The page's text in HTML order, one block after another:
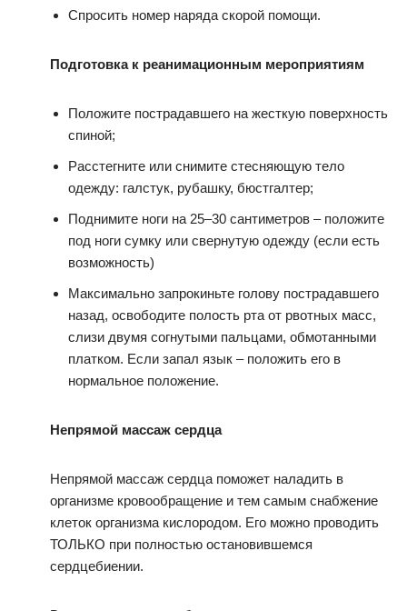
Спросить номер наряда скорой помощи.
Подготовка к реанимационным мероприятиям
Положите пострадавшего на жесткую поверхность
спиной;
Расстегните или снимите стесняющую тело
одежду: галстук, рубашку, бюстгалтер;
Поднимите ноги на 25–30 сантиметров – положите
под ноги сумку или свернутую одежду (если есть
возможность)
Максимально запрокиньте голову пострадавшего
назад, освободите полость рта от рвотных масс,
слизи двумя согнутыми пальцами, обмотанными
платком. Если запал язык – положить его в
нормальное положение.
Непрямой массаж сердца
Непрямой массаж сердца поможет наладить в
организме кровообращение и тем самым снабжение
клеток организма кислородом. Его можно проводить
ТОЛЬКО при полностью остановившемся
сердцебиении.